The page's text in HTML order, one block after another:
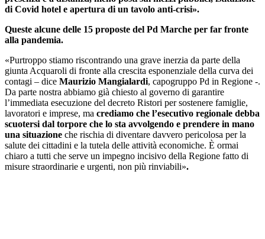
di Covid hotel e apertura di un tavolo anti-crisi».
Queste alcune delle 15 proposte del Pd Marche per far fronte
alla pandemia.
«Purtroppo stiamo riscontrando una grave inerzia da parte della
giunta Acquaroli di fronte alla crescita esponenziale della curva dei
contagi – dice Maurizio Mangialardi, capogruppo Pd in Regione -.
Da parte nostra abbiamo già chiesto al governo di garantire
l’immediata esecuzione del decreto Ristori per sostenere famiglie,
lavoratori e imprese, ma crediamo che l’esecutivo regionale debba
scuotersi dal torpore che lo sta avvolgendo e prendere in mano
una situazione che rischia di diventare davvero pericolosa per la
salute dei cittadini e la tutela delle attività economiche. È ormai
chiaro a tutti che serve un impegno incisivo della Regione fatto di
misure straordinarie e urgenti, non più rinviabili».